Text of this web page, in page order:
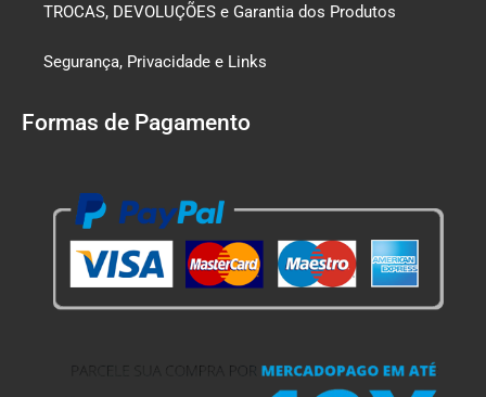
TROCAS, DEVOLUÇÕES e Garantia dos Produtos
Segurança, Privacidade e Links
Formas de Pagamento